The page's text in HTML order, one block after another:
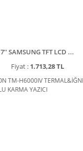
7'' SAMSUNG TFT LCD ...
Fiyat : 1.713,28 TL